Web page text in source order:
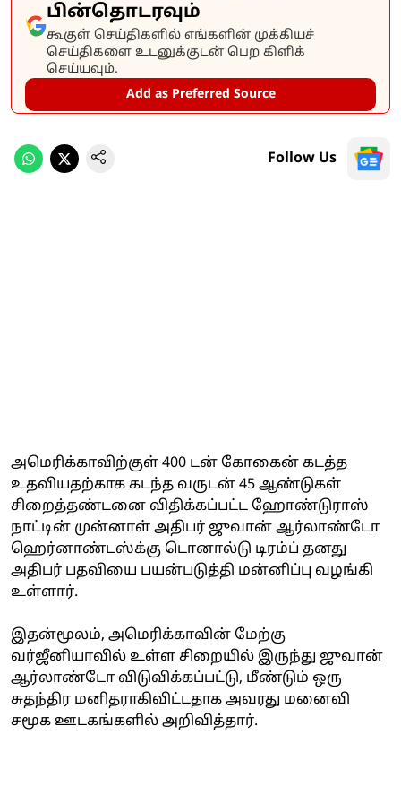
பின்தொடரவும்
கூகுள் செய்திகளில் எங்களின் முக்கியச்
செய்திகளை உடனுக்குடன் பெற கிளிக்
செய்யவும்.
Add as Preferred Source
Follow Us
அமெரிக்காவிற்குள் 400 டன் கோகைன் கடத்த
உதவியதற்காக கடந்த வருடன் 45 ஆண்டுகள்
சிறைத்தண்டனை விதிக்கப்பட்ட ஹோண்டுராஸ்
நாட்டின் முன்னாள் அதிபர் ஜுவான் ஆர்லாண்டோ
ஹெர்னாண்டஸ்க்கு டொனால்டு டிரம்ப் தனது
அதிபர் பதவியை பயன்படுத்தி மன்னிப்பு வழங்கி
உள்ளார்.
இதன்மூலம், அமெரிக்காவின் மேற்கு
வர்ஜீனியாவில் உள்ள சிறையில் இருந்து ஜுவான்
ஆர்லாண்டோ விடுவிக்கப்பட்டு, மீண்டும் ஒரு
சுதந்திர மனிதராகிவிட்டதாக அவரது மனைவி
சமூக ஊடகங்களில் அறிவித்தார்.